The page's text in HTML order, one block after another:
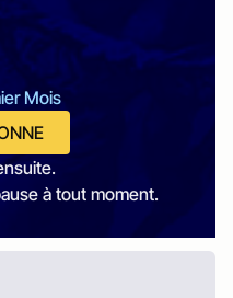
Mois
à tout moment.